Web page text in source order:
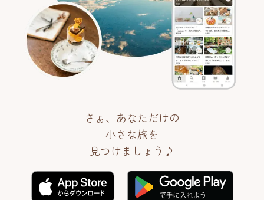
さぁ、あなただけの
小さな旅を
見つけましょう♪